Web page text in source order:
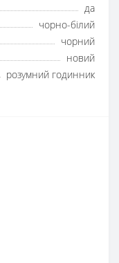
да
чорно-білий
чорний
новий
розумний годинник